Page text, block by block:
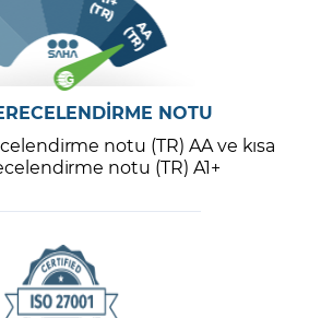
NOTU
notu (TR) AA ve kısa
notu (TR) A1+